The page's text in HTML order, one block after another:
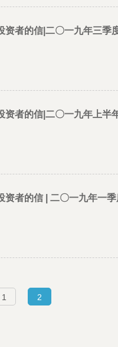
资者的信|二〇一九年三季
资者的信|二〇一九年上半
资者的信 | 二〇一九年一
1 2